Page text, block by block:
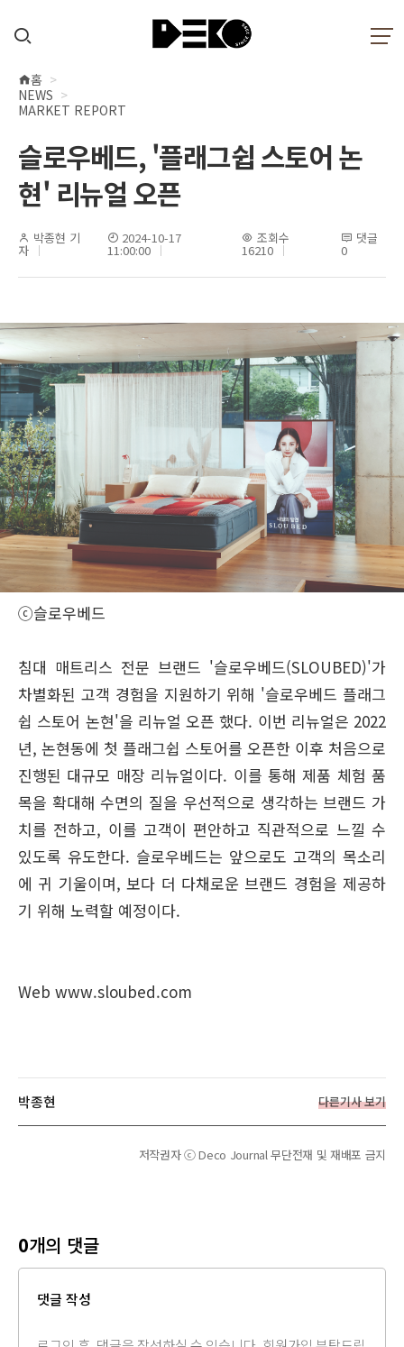
현
재
치
홈
NEWS
MARKET REPORT
슬로우베드, '플래그쉽 스토어 논
현' 리뉴얼 오픈
박종현 기
자
2024-10-17
11:00:00
조회수
16210
댓글
0
ⓒ슬로우베드
침대 매트리스 전문 브랜드 '슬로우베드(SLOUBED)'가
차별화된 고객 경험을 지원하기 위해 '슬로우베드 플래그
쉽 스토어 논현'을 리뉴얼 오픈 했다. 이번 리뉴얼은 2022
년, 논현동에 첫 플래그쉽 스토어를 오픈한 이후 처음으로
진행된 대규모 매장 리뉴얼이다. 이를 통해 제품 체험 품
목을 확대해 수면의 질을 우선적으로 생각하는 브랜드 가
치를 전하고, 이를 고객이 편안하고 직관적으로 느낄 수
있도록 유도한다. 슬로우베드는 앞으로도 고객의 목소리
에 귀 기울이며, 보다 더 다채로운 브랜드 경험을 제공하
기 위해 노력할 예정이다.
Web www.sloubed.com
박종현 다른기사 보기
저작권자 ⓒ Deco Journal 무단전재 및 재배포 금지
0개의 댓글
댓글 작성